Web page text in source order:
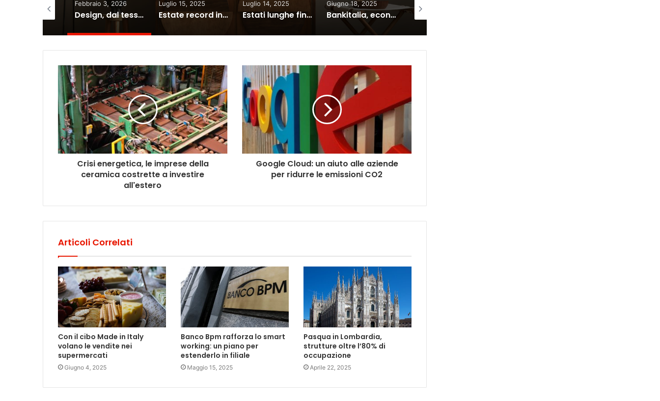
Acea sostiene gli artisti con il Premio Acea Contemporanea
Febbraio 3, 2026
Design, dal tessile alle luci per l’arredo Made in Italy un 2026 tra digitale e analogico
Luglio 15, 2025
Estate record in Italia: 38 milioni di arrivi e giro d’affari da 15 miliardi
Luglio 14, 2025
Estati lunghe fino a 5 mesi in molte città d’Europa
Giugno 18, 2025
Bankitalia, economia ligure in crescita solo dello 0,5%
Crisi energetica, le imprese della
ceramica costrette a investire
all'estero
Google Cloud: un aiuto alle aziende
per ridurre le emissioni CO2
Articoli Correlati
Con il cibo Made in Italy
volano le vendite nei
supermercati
Giugno 4, 2025
Banco Bpm rafforza lo smart
working: un piano per
estenderlo in filiale
Maggio 15, 2025
Pasqua in Lombardia,
strutture oltre l’80% di
occupazione
Aprile 22, 2025